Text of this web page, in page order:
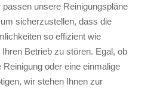
passen unsere Reinigungspläne
sicherzustellen, dass die
so effizient wie
Betrieb zu stören. Egal, ob
oder eine einmalige
wir stehen Ihnen zur